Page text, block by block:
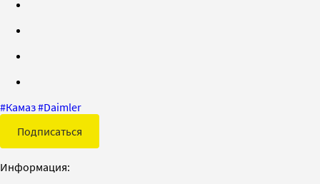
#Камаз#Daimler
Подписаться
Информация: